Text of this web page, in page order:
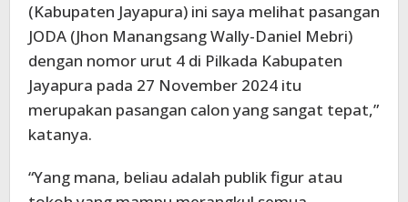
(Kabupaten Jayapura) ini saya melihat pasangan
JODA (Jhon Manangsang Wally-Daniel Mebri)
dengan nomor urut 4 di Pilkada Kabupaten
Jayapura pada 27 November 2024 itu
merupakan pasangan calon yang sangat tepat,”
katanya.
“Yang mana, beliau adalah publik figur atau